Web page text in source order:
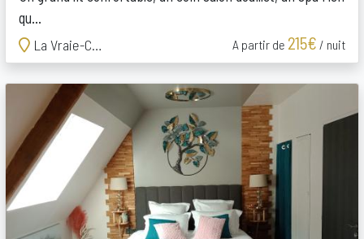
qu...
La Vraie-Croix
A partir de 215€ / nuit